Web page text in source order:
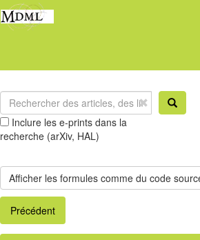
Inclure les e-prints dans la
recherche (arXiv, HAL)
Précédent